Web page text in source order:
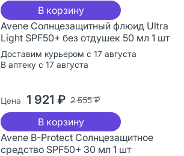
В корзину
Avene Cолнцезащитный флюид Ultra
Light SPF50+ без отдушек 50 мл 1 шт
Доставим курьером с 17 августа
В аптеку с 17 августа
Цена 1 921 ₽ 2 555 ₽
В корзину
Avene B-Protect Солнцезащитное
средство SPF50+ 30 мл 1 шт